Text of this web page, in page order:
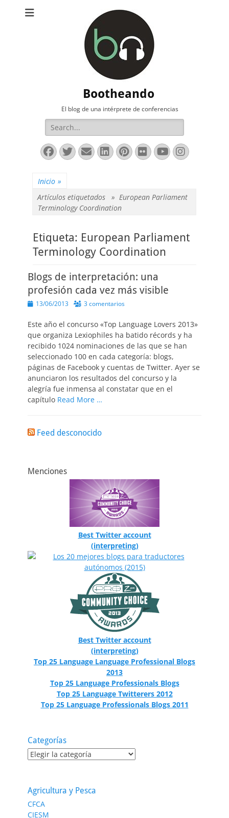
Bootheando
El blog de una intérprete de conferencias
Buscar:
Facebook
Twitter
Correo
electrónico
LinkedIn
Pinterest
FlickrYouTube
Inicio »
Artículos etiquetados » European Parliament
Terminology Coordination
Etiqueta: European Parliament
Terminology Coordination
Blogs de interpretación: una
profesión cada vez más visible
Publicado
13/06/2013 3 comentarios
Este año el concurso «Top Language Lovers 2013»
que organiza Lexiophiles ha batido récords y ha
recibido 1024 nominaciones de las que se han
seleccionado 100 en cada categoría: blogs,
páginas de Facebook y cuentas de Twitter. Ayer se
anunciaron los resultados del concurso y la
alegría fue inmensa al constatar que en el
capítulo Read More …
Feed desconocido
Menciones
Best Twitter account
(interpreting)
Best Twitter account
(interpreting)
Top 25 Language Language Professional Blogs
2013
Top 25 Language Professionals Blogs
Top 25 Language Twitterers 2012
Top 25 Language Professionals Blogs 2011
Categorías
Categorías
Agricultura y Pesca
CFCA
CIESM